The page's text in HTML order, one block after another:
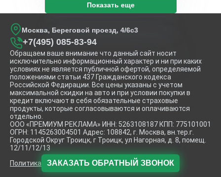
Показать еще
Москва, Береговой проезд, 4/6с3
+7(495) 085-83-94
Обращаем ваше внимание что данный сайт носит
исключительно информационный характер и ни при каких
условиях не является публичной офертой, определяемой
положениями статьи 437 Гражданского кодекса
Российской Федирации. Все цены указаны с учетом
максимальной скидки на авто и при условии покупки в
кредит включают в себя обязательные страховые
продукты, которые согласовываются и оплачиваются
отдельно.
ООО «ПРЕМИУМ РЕКЛАМА» ИНН: 5263108187 КПП: 775101001
ОГРН: 1145263004501 Адрес: 108842, г. Москва, вн.тер.г.
Городской Округ Троицк, г Троицк, ул Нагорная, д. 8, помещ.
12/11/12/13
Политика конфиденциальности.
ЗАКАЗАТЬ ОБРАТНЫЙ ЗВОНОК